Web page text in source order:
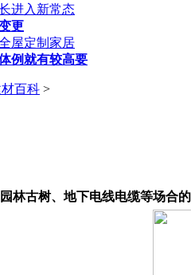
进入新常态
更
屋定制家居
例就有较高要
百科 >
古树、地下电线电缆等场合的